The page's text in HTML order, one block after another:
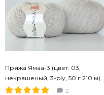
Пряжа Ямаа-3 (цвет: 03,
некрашеный, 3-ply, 50 г 210 м)
2